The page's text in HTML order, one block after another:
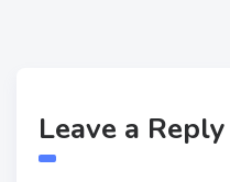
Leave a Reply